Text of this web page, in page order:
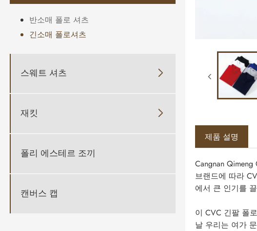
반소매 폴로 셔츠
긴소매 폴로셔츠
스웨트 셔츠 
재킷 
폴리 에스테르 조끼
캔버스 캡
제품 설명
Cangnan
브랜드에 따라
에서 큰 인기를
이 CVC 긴팔 폴
날 우리는 여가